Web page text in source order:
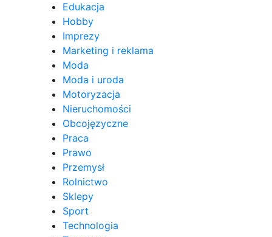
Edukacja
Hobby
Imprezy
Marketing i reklama
Moda
Moda i uroda
Motoryzacja
Nieruchomości
Obcojęzyczne
Praca
Prawo
Przemysł
Rolnictwo
Sklepy
Sport
Technologia